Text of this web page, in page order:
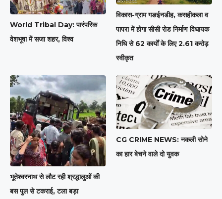
World Tribal Day: पारंपरिक
वेशभूषा में सजा शहर, विश्व
विकास-ग्राम गङईनडीह, कसहीकला व
पापरा में होगा सीसी रोड निर्माण विधायक
निधि से 62 कार्यों के लिए 2.61 करोड़
स्वीकृत
भूतेश्वरनाथ से लौट रही श्रद्धालुओं की
बस पुल से टकराई, टला बड़ा
CG CRIME NEWS: नकली सोने
का हार बेचने वाले दो युवक